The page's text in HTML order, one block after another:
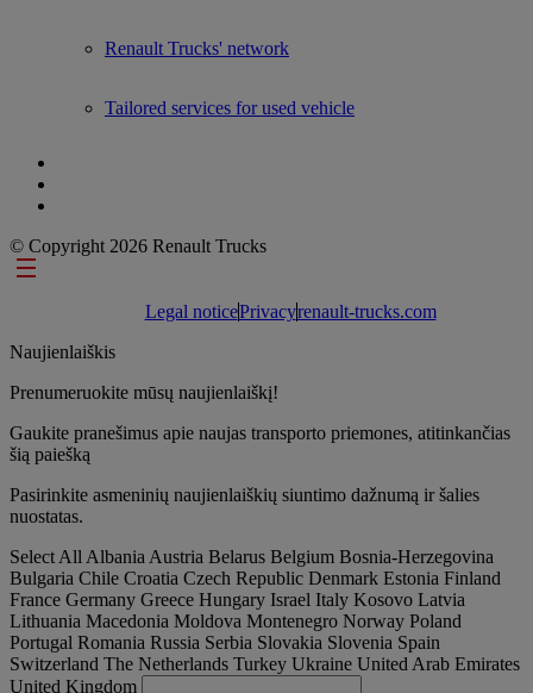
Renault Trucks' network
Tailored services for used vehicle
© Copyright 2026 Renault Trucks
Footer links
Legal noticePrivacyrenault-trucks.com
Naujienlaiškis
Prenumeruokite mūsų naujienlaiškį!
Gaukite pranešimus apie naujas transporto priemones, atitinkančias
šią paiešką
Pasirinkite asmeninių naujienlaiškių siuntimo dažnumą ir šalies
nuostatas.
Select All Albania Austria Belarus Belgium Bosnia-Herzegovina
Bulgaria Chile Croatia Czech Republic Denmark Estonia Finland
France Germany Greece Hungary Israel Italy Kosovo Latvia
Lithuania Macedonia Moldova Montenegro Norway Poland
Portugal Romania Russia Serbia Slovakia Slovenia Spain
Switzerland The Netherlands Turkey Ukraine United Arab Emirates
United Kingdom